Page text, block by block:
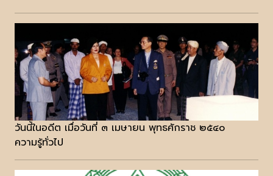
วันนี้ในอดีต เมื่อวันที่ ๓ เมษายน พุทธศักราช ๒๕๔๐
ความรู้ทั่วไป